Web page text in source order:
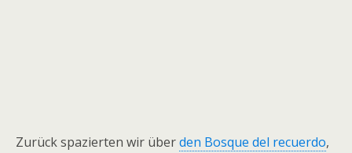
Zurück spazierten wir überden Bosque del recuerdo,